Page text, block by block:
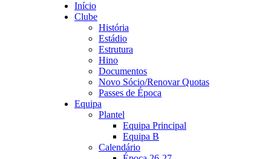
Início
Clube
História
Estádio
Estrutura
Hino
Documentos
Novo Sócio/Renovar Quotas
Passes de Época
Equipa
Plantel
Equipa Principal
Equipa B
Calendário